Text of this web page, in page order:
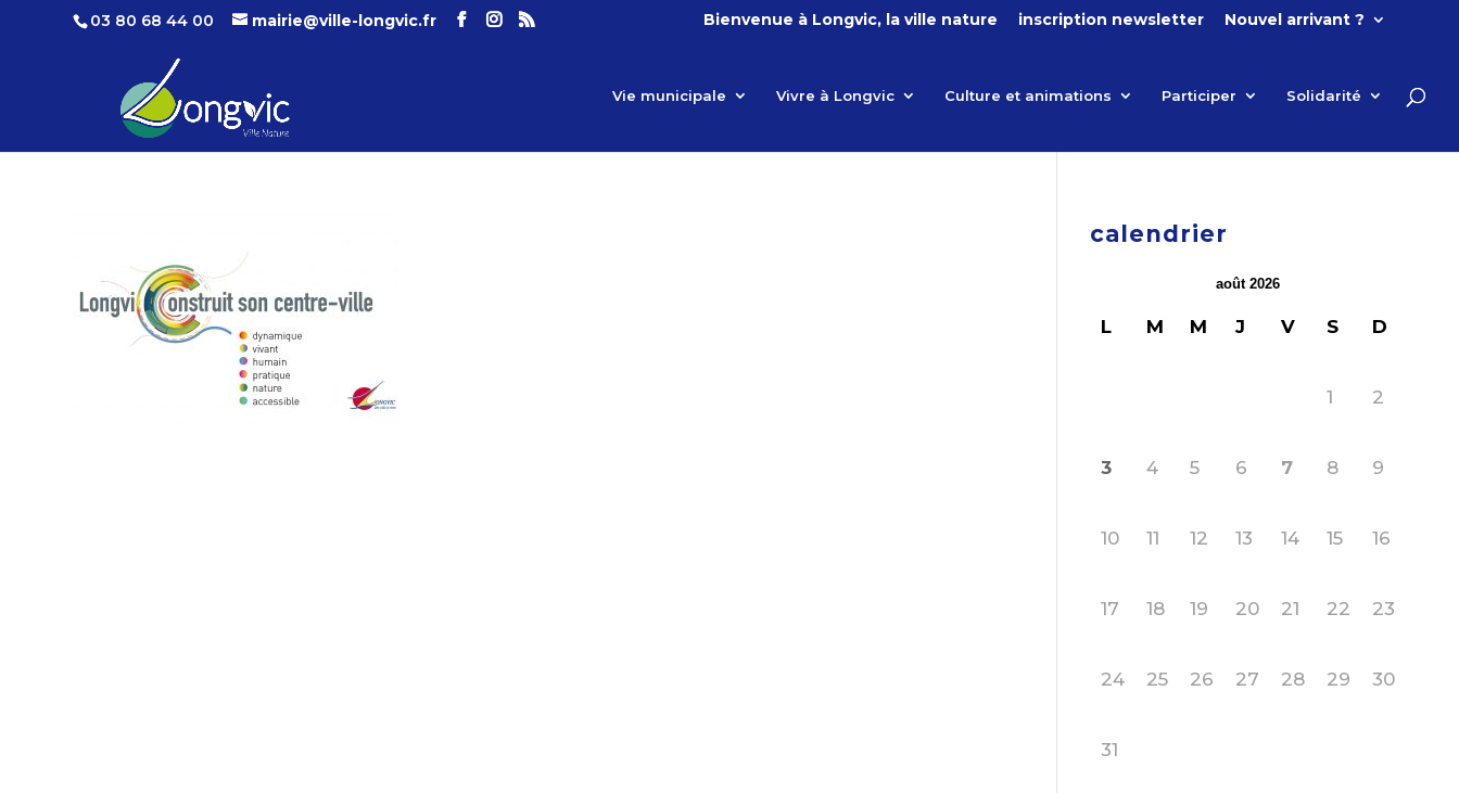
03 80 68 44 00 mairie@ville-longvic.fr Bienvenue à Longvic, la ville nature inscription newsletter Nouvel arrivant ?
Vie municipale Vivre à Longvic Culture et animations Participer Solidarité
calendrier
août 2026
L M M J V S D
1 2
3 4 5 6 7 8 9
10 11 12 13 14 15 16
17 18 19 20 21 22 23
24 25 26 27 28 29 30
31